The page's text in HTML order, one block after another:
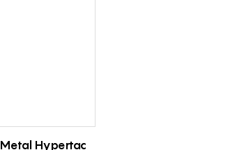
Hypertac